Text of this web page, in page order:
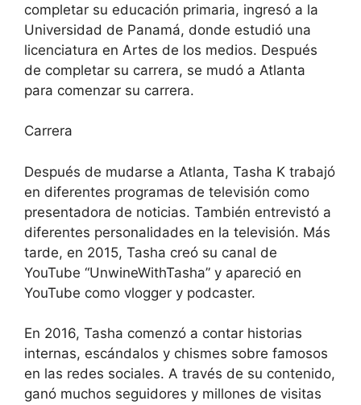
completar su educación primaria, ingresó a la
Universidad de Panamá, donde estudió una
licenciatura en Artes de los medios. Después
de completar su carrera, se mudó a Atlanta
para comenzar su carrera.
Carrera
Después de mudarse a Atlanta, Tasha K trabajó
en diferentes programas de televisión como
presentadora de noticias. También entrevistó a
diferentes personalidades en la televisión. Más
tarde, en 2015, Tasha creó su canal de
YouTube “UnwineWithTasha” y apareció en
YouTube como vlogger y podcaster.
En 2016, Tasha comenzó a contar historias
internas, escándalos y chismes sobre famosos
en las redes sociales. A través de su contenido,
ganó muchos seguidores y millones de visitas